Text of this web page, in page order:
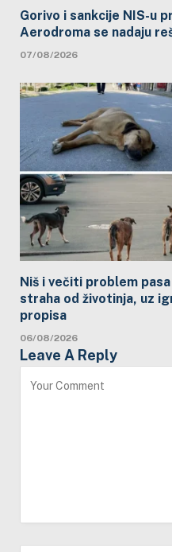
Gorivo i sankcije NIS-u
Aerodroma se nadaju
07/08/2026
Niš i večiti problem
straha od životinja, uz
propisa
06/08/2026
Leave A Reply